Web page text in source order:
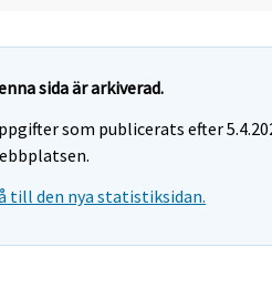
sida är arkiverad.
som publicerats efter
till den nya statistiksidan.